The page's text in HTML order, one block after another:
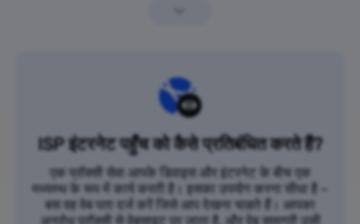
ISP इंटरनेट पहुँच को कैसे प्रतिबंधित करते हैं?
एक प्रॉक्सी सेवा आपके डिवाइस और इंटरनेट के बीच एक
मध्यस्थ के रूप में कार्य करती है। इसका उपयोग करना सीधा है –
बस वह वेब पता दर्ज करें जिसे आप देखना चाहते हैं। आपका
अनुरोध प्रॉक्सी से वेबसाइट पर जाता है, और वेब सामग्री उसी